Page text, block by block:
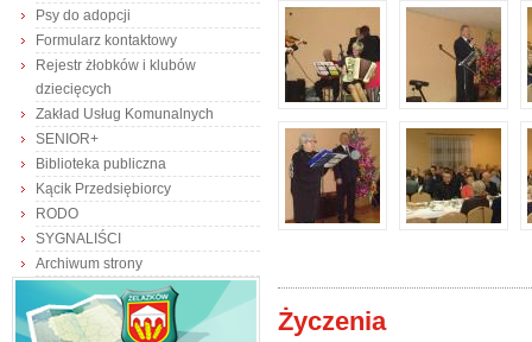
Psy do adopcji
Formularz kontaktowy
Rejestr żłobków i klubów
dziecięcych
Zakład Usług Komunalnych
SENIOR+
Biblioteka publiczna
Kącik Przedsiębiorcy
RODO
SYGNALIŚCI
Archiwum strony
Życzenia